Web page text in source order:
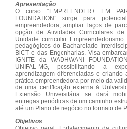
Apresentação
O curso “EMPREENDER+ EM
FOUNDATION” surge para
empreendedora, ampliar laços de
opção de Atividades Curriculares
Unidade curricular
pedagógicos do Bacharelado
BiCT e das Engenharias. Visa
IGNITE da WADHWANI
UNIFAL-MG, possibilitando a
aprendizagem diferenciadas e criando
prática empreendedora por meio da
de uma certificação externa à
Extensão Universitária se dará
entregas periódicas de um caminho
até um Plano de negócio no formato de
Objetivos